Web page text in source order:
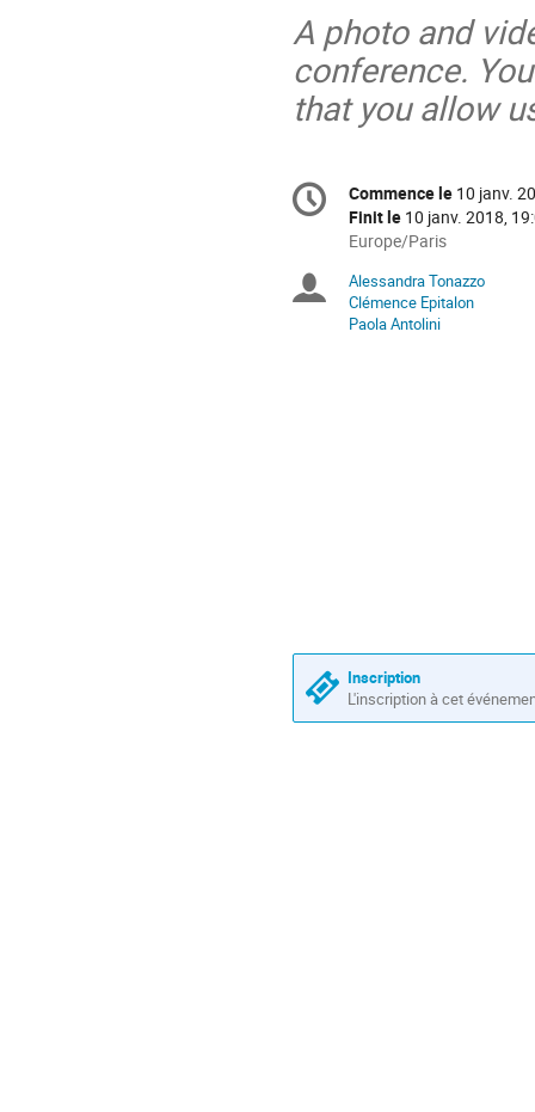
A photo and
conference.
that you allow
Information
de
conférence
Date/Heure
Commence le 10 janv.
Finit le 10 janv. 2018,
Toutes
horaires
sont
en
Europe/Paris
Présidents
de
Alessandra Tonazzo
Clémence Epitalon
Paola Antolini
Inscription
L'inscription à cet